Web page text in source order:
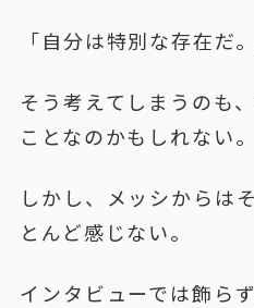
「自分は特別な存在だ。
そう考えてしまうのも
ことなのかもしれない。
しかし、メッシからは
とんど感じない。
インタビューでは飾ら